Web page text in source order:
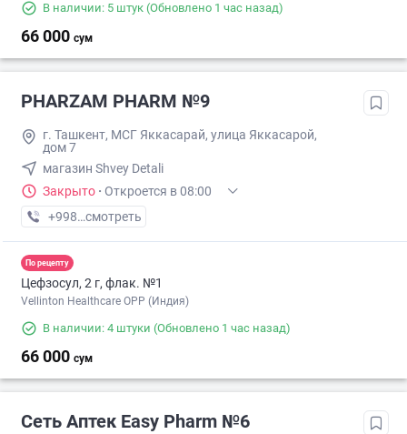
В наличии: 5 штук (Обновлено 1 час назад)
66 000 сум
PHARZAM PHARM №9
г. Ташкент, МСГ Яккасарай, улица Яккасарой,
дом 7
магазин Shvey Detali
Закрыто · Откроется в 08:00
+998 (77) XXX-XX-XX
смотреть
По рецепту
Цефзосул, 2 г, флак. №1
Vellinton Healthcare OPP (Индия)
В наличии: 4 штуки (Обновлено 1 час назад)
66 000 сум
Сеть Аптек Easy Pharm №6